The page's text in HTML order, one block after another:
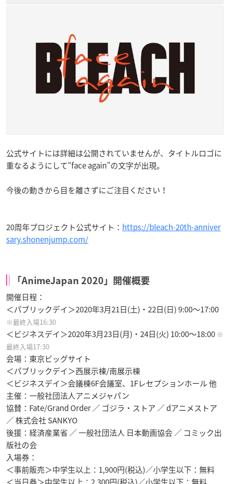
公式サイトには詳細は公開されていませんが、タイトルロゴに
重なるようにして“face again”の文字が出現。
今後の動きから目を離さずにご注目ください！
20周年プロジェクト公式サイト： https://bleach-20th-anniver
sary.shonenjump.com/
「AnimeJapan 2020」開催概要
開催日程：
＜パブリックデイ＞2020年3月21日(土)・22日(日) 9:00～17:00
※最終入場16:30
＜ビジネスデイ＞2020年3月23日(月)・24日(火) 10:00～18:00 ※
最終入場17:30
会場：東京ビッグサイト
＜パブリックデイ＞西展示棟/南展示棟
＜ビジネスデイ＞会議棟6F会議室、1Fレセプションホール 他
主催：一般社団法人アニメジャパン
協賛：Fate/Grand Order ／ ゴジラ・ストア ／ dアニメストア
／ 株式会社 SANKYO
後援：経済産業省 ／ 一般社団法人 日本動画協会 ／ コミック出
版社の会
入場券：
＜事前販売＞中学生以上：1,900円(税込)／小学生以下：無料